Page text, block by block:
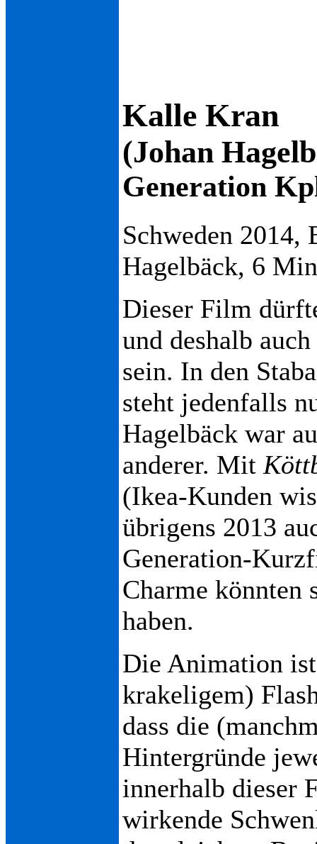
Kalle Kran
(Johan
Generation
Schweden 2014,
Hagelbäck, 6
Dieser Film
und deshalb
sein. In den
steht jedenfalls
Hagelbäck war
anderer. Mit
(Ikea-Kunden
übrigens 2013
Generation-
Charme könnten
haben.
Die Animation
krakeligem)
dass die
Hintergründe
innerhalb dieser
wirkende